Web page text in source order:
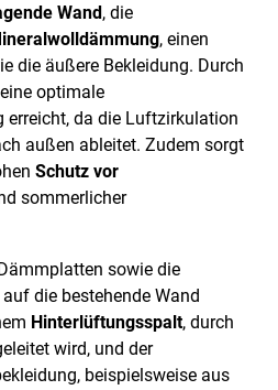
Wand, die
, einen
die äußere Bekleidung. Durch
optimale
erreicht, da die Luftzirkulation
außen ableitet. Zudem sorgt
Schutz vor
sommerlicher
sowie die
die bestehende Wand
Hinterlüftungsspalt, durch
wird, und der
beispielsweise aus